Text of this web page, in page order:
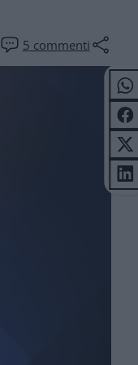
5 commenti